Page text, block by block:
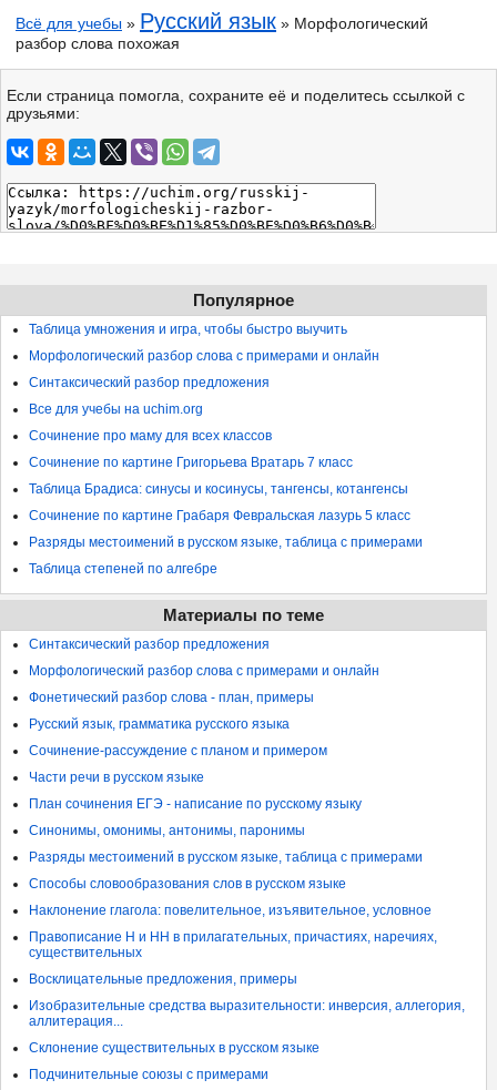
Всё для учебы » Русский язык » Морфологический
разбор слова похожая
Если страница помогла, сохраните её и поделитесь ссылкой с
друзьями:
Популярное
Таблица умножения и игра, чтобы быстро выучить
Морфологический разбор слова с примерами и онлайн
Синтаксический разбор предложения
Все для учебы на uchim.org
Сочинение про маму для всех классов
Сочинение по картине Григорьева Вратарь 7 класс
Таблица Брадиса: синусы и косинусы, тангенсы, котангенсы
Сочинение по картине Грабаря Февральская лазурь 5 класс
Разряды местоимений в русском языке, таблица с примерами
Таблица степеней по алгебре
Материалы по теме
Синтаксический разбор предложения
Морфологический разбор слова с примерами и онлайн
Фонетический разбор слова - план, примеры
Русский язык, грамматика русского языка
Сочинение-рассуждение с планом и примером
Части речи в русском языке
План сочинения ЕГЭ - написание по русскому языку
Синонимы, омонимы, антонимы, паронимы
Разряды местоимений в русском языке, таблица с примерами
Способы словообразования слов в русском языке
Наклонение глагола: повелительное, изъявительное, условное
Правописание Н и НН в прилагательных, причастиях, наречиях,
существительных
Восклицательные предложения, примеры
Изобразительные средства выразительности: инверсия, аллегория,
аллитерация...
Склонение существительных в русском языке
Подчинительные союзы с примерами